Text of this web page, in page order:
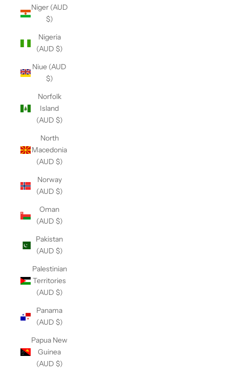
Niger (AUD
$)
Nigeria
(AUD $)
Niue (AUD
$)
Norfolk
Island
(AUD $)
North
Macedonia
(AUD $)
Norway
(AUD $)
Oman
(AUD $)
Pakistan
(AUD $)
Palestinian
Territories
(AUD $)
Panama
(AUD $)
Papua New
Guinea
(AUD $)